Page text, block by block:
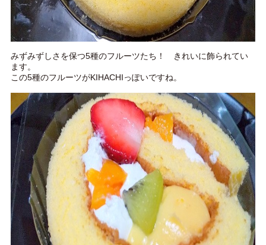
みずみずしさを保つ5種のフルーツたち！ きれいに飾られてい
ます。
この5種のフルーツがKIHACHIっぽいですね。